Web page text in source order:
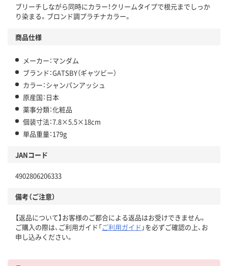
ブリーチしながら同時にカラー！クリームタイプで根元までしっか
り染まる。ブロンド調プラチナカラー。
商品仕様
メーカー：マンダム
ブランド：GATSBY（ギャツビー）
カラー：シャンパンアッシュ
原産国：日本
薬事分類：化粧品
個装寸法：7.8×5.5×18cm
単品重量：179g
JANコード
4902806206333
備考（ご注意）
【返品について】お客様のご都合による返品はお受けできません。
ご購入の際は、ご利用ガイド「ご利用ガイド 」を必ずご確認の上、お
申し込みください。